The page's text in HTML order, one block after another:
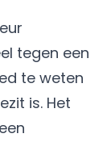
tegen een
te weten
is. Het